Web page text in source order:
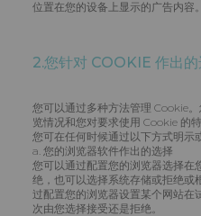
位置在您的设备上显示的广告内容。
2.您针对 COOKIE 作出的
您可以通过多种方法管理 Cookie
览情况和您对要求使用 Cookie 的
您可在任何时候通过以下方式明示
a. 您的浏览器软件作出的选择
您可以通过配置您的浏览器选择在
绝，也可以选择系统存储或拒绝或
过配置您的浏览器设置某个网站在
次由您选择接受还是拒绝。